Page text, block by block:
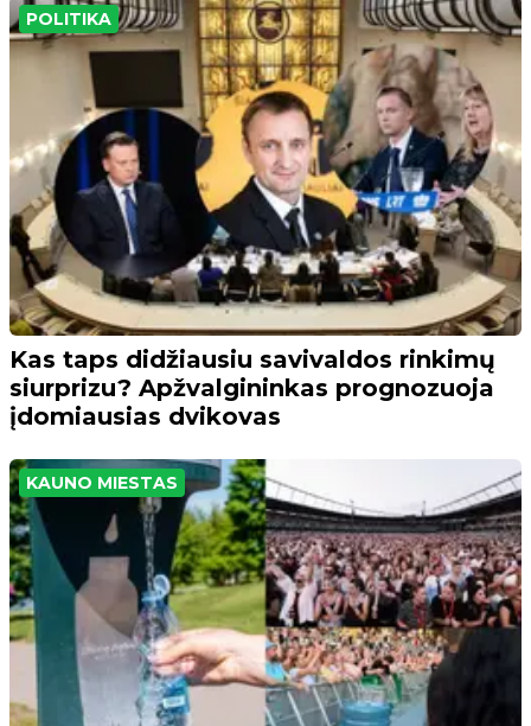
POLITIKA
Kas taps didžiausiu savivaldos rinkimų
siurprizu? Apžvalgininkas prognozuoja
įdomiausias dvikovas
KAUNO MIESTAS